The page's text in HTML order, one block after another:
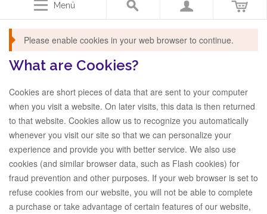
Menü
Please enable cookies in your web browser to continue.
What are Cookies?
Cookies are short pieces of data that are sent to your computer
when you visit a website. On later visits, this data is then returned
to that website. Cookies allow us to recognize you automatically
whenever you visit our site so that we can personalize your
experience and provide you with better service. We also use
cookies (and similar browser data, such as Flash cookies) for
fraud prevention and other purposes. If your web browser is set to
refuse cookies from our website, you will not be able to complete
a purchase or take advantage of certain features of our website,